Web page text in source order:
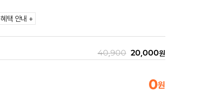
택 안내 +
40,900 20,000원
0원